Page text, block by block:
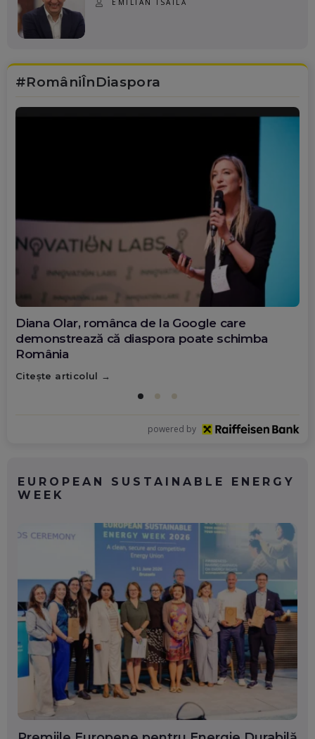
EMILIAN ISAILĂ
#RomâniÎnDiaspora
Diana Olar, românca de la Google care
demonstrează că diaspora poate schimba
România
Citește articolul
powered by
EUROPEAN SUSTAINABLE ENERGY
WEEK